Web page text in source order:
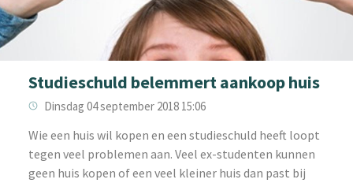
Studieschuld belemmert aankoop huis
Dinsdag 04 september 2018 15:06
Wie een huis wil kopen en een studieschuld heeft loopt
tegen veel problemen aan. Veel ex-studenten kunnen
geen huis kopen of een veel kleiner huis dan past bij